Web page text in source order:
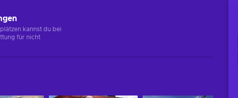
kannst du bei
für nicht